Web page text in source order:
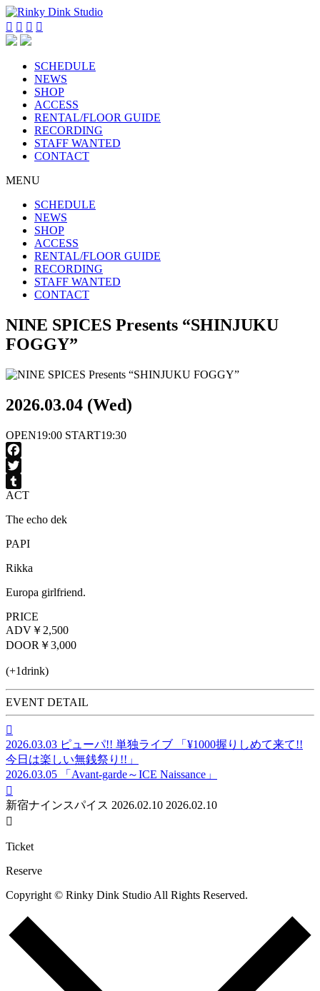
   
SCHEDULE
NEWS
SHOP
ACCESS
RENTAL/FLOOR GUIDE
RECORDING
STAFF WANTED
CONTACT
MENU
SCHEDULE
NEWS
SHOP
ACCESS
RENTAL/FLOOR GUIDE
RECORDING
STAFF WANTED
CONTACT
NINE SPICES Presents “SHINJUKU
FOGGY”
2026.03.04 (Wed)
OPEN19:00 START19:30
Facebook
Twitter
Tumblr
ACT
The echo dek
PAPI
Rikka
Europa girlfriend.
PRICE
ADV ￥2,500
DOOR ￥3,000
(+1drink)
EVENT DETAIL

2026.03.03 ピューパ!! 単独ライブ 「¥1000握りしめて来て!!
今日は楽しい無銭祭り!!」
2026.03.05
「Avant-garde～ICE Naissance」

新宿ナインスパイス 2026.02.10 2026.02.10

Ticket
Reserve
Copyright © Rinky Dink Studio All Rights Reserved.